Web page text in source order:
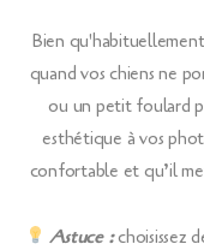
Bien
quand vos chiens ne
ou un petit foulard
esthétique à vos
confortable et qu’il
Astuce :choisissez